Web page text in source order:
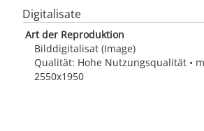
Digitalisate
Art der Reproduktion
Bilddigitalisat (Image)
Qualität: Hohe Nutzungsqualität •
2550x1950